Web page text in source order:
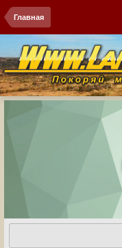
Главная